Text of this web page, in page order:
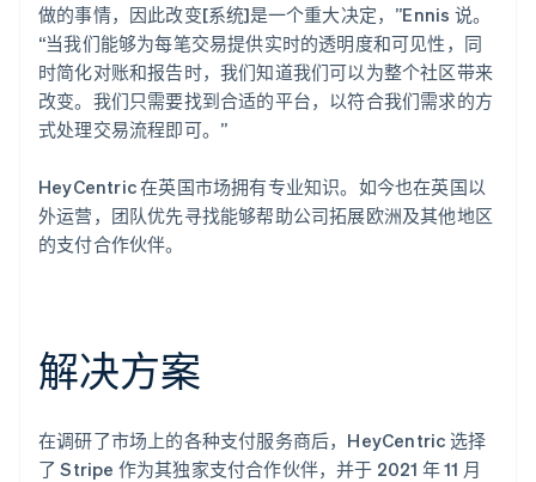
做的事情，因此改变[系统]是一个重大决定，”Ennis 说。
“当我们能够为每笔交易提供实时的透明度和可见性，同
时简化对账和报告时，我们知道我们可以为整个社区带来
改变。我们只需要找到合适的平台，以符合我们需求的方
式处理交易流程即可。”
HeyCentric 在英国市场拥有专业知识。如今也在英国以
外运营，团队优先寻找能够帮助公司拓展欧洲及其他地区
的支付合作伙伴。
解决方案
在调研了市场上的各种支付服务商后，HeyCentric 选择
了 Stripe 作为其独家支付合作伙伴，并于 2021 年 11 月